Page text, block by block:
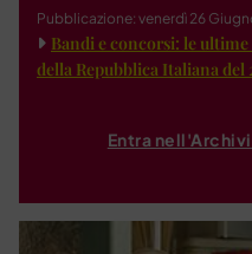
Pubblicazione: venerdì 26
Bandi e concorsi: le
della Repubblica Italiana del
Entra